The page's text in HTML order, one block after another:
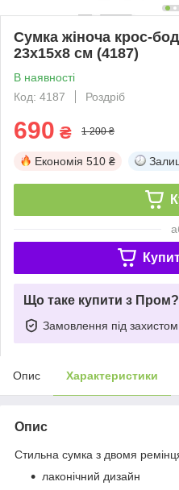
Сумка жіноча крос-
23х15х8 см (4187)
В наявності
Код: 4187
Роздріб
690 ₴ 1 200 ₴
Економія 510 ₴
Що таке купити з Пром?
Замовлення під захистом
Опис Характеристики
Опис
Стильна сумка з двомя
лаконічний дизайн